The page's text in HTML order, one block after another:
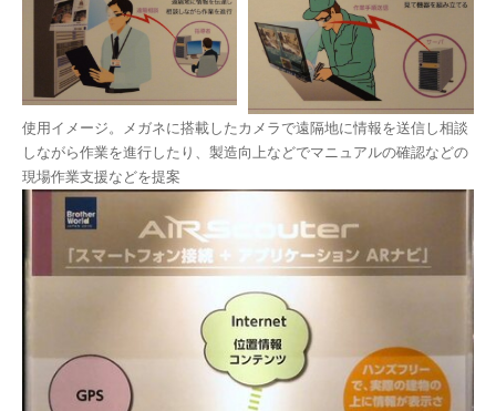
使用イメージ。メガネに搭載したカメラで遠隔地に情報を送信し相談
しながら作業を進行したり、製造向上などでマニュアルの確認などの
現場作業支援などを提案